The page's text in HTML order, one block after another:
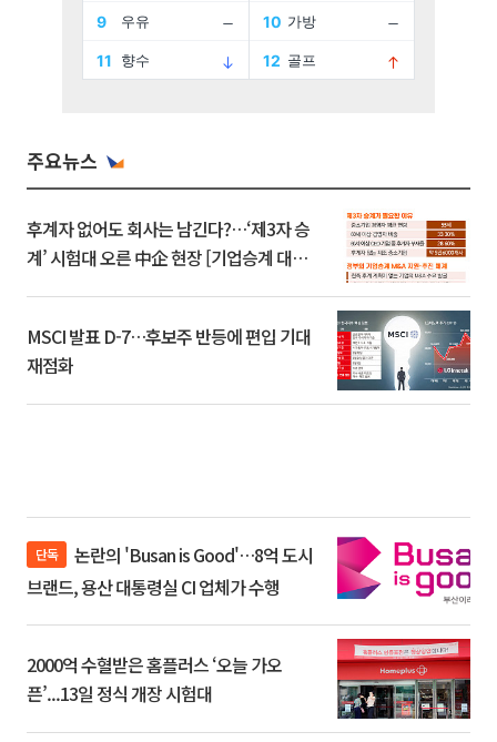
주요뉴스
후계자 없어도 회사는 남긴다?…‘제3자 승
계’ 시험대 오른 中企 현장 [기업승계 대전
MSCI 발표 D-7…후보주 반등에 편입 기대
재점화
단독
브랜드, 용산 대통령실 CI 업체가 수행
2000억 수혈받은 홈플러스 ‘오늘 가오
픈’...13일 정식 개장 시험대